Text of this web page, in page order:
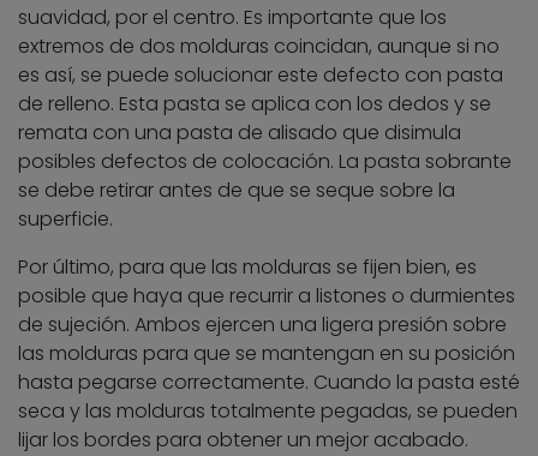
suavidad, por el centro. Es importante que los
extremos de dos molduras coincidan, aunque si no
es así, se puede solucionar este defecto con pasta
de relleno. Esta pasta se aplica con los dedos y se
remata con una pasta de alisado que disimula
posibles defectos de colocación. La pasta sobrante
se debe retirar antes de que se seque sobre la
superficie.
Por último, para que las molduras se fijen bien, es
posible que haya que recurrir a listones o durmientes
de sujeción. Ambos ejercen una ligera presión sobre
las molduras para que se mantengan en su posición
hasta pegarse correctamente. Cuando la pasta esté
seca y las molduras totalmente pegadas, se pueden
lijar los bordes para obtener un mejor acabado.